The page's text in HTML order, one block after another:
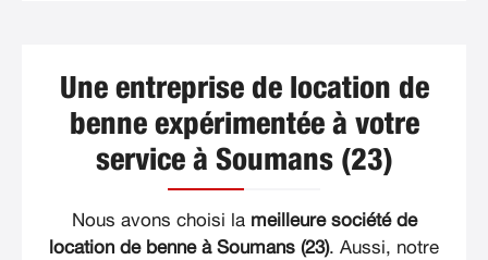
Une entreprise de location de
benne expérimentée à votre
service à Soumans (23)
Nous avons choisi la meilleure société de
location de benne à Soumans (23). Aussi, notre